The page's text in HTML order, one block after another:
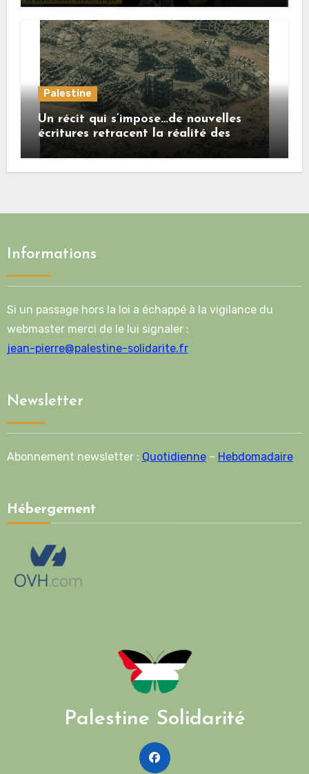
Palestine
Un récit qui s’impose…de nouvelles
écritures retracent la réalité des
crimes sionistes à Gaza
Informations
Si un passage hors la loi a échappé à la vigilance du
webmaster merci de le lui signaler :
jean-pierre@palestine-solidarite.fr
Newsletter
Abonnement newsletter : Quotidienne– Hebdomadaire
Hébergement
Palestine Solidarité